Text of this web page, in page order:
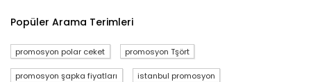
Popüler Arama Terimleri
promosyon polar ceket promosyon Tşört
promosyon şapka fiyatları istanbul promosyon